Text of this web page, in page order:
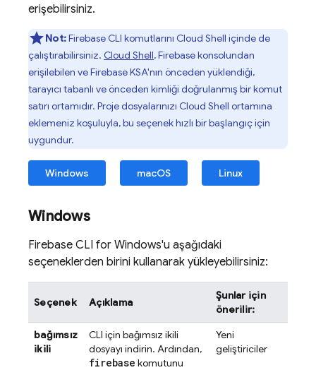
erişebilirsiniz.
Not:Firebase CLI komutlarını Cloud Shell içinde de
çalıştırabilirsiniz. Cloud Shell,Firebasekonsolundan
erişilebilen veFirebaseKSA'nın önceden yüklendiği,
tarayıcı tabanlı ve önceden kimliği doğrulanmış bir komut
satırı ortamıdır. Proje dosyalarınızı Cloud Shell ortamına
eklemeniz koşuluyla, bu seçenek hızlı bir başlangıç için
uygundur.
Windows macOS Linux
Windows
Firebase CLI for Windows'u aşağıdaki
seçeneklerden birini kullanarak yükleyebilirsiniz:
Seçenek Açıklama
Şunlar için
önerilir:
bağımsız
ikili
CLI için bağımsız ikili
dosyayı indirin. Ardından,
firebase komutunu
Yeni
geliştiriciler